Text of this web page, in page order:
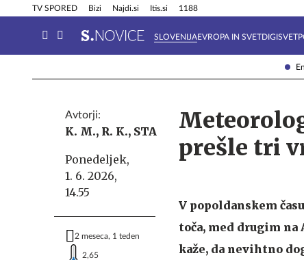
TV SPORED Bizi Najdi.si Itis.si 1188
SLOVENIJAEVROPA IN SVETDIGISVET
Info in obvestila Tehnik
Avtorji:
K. M., R. K., STA
Ponedeljek,
1. 6. 2026,
14.55
2 meseca, 1 teden
2,65
prešle tri
V popoldanskem
toča, med drugim na
kaže, da nevihtno